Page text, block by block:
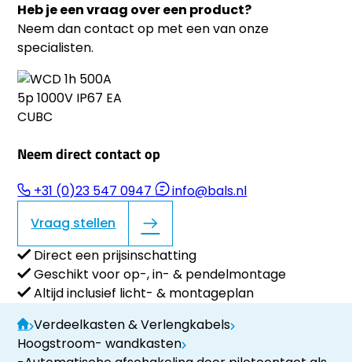
Heb je een vraag over een product?
Neem dan contact op met een van onze
specialisten.
Neem direct contact op
+31 (0)23 547 0947
info@bals.nl
Vraag stellen
Direct een prijsinschatting
Geschikt voor op-, in- & pendelmontage
Altijd inclusief licht- & montageplan
Verdeelkasten & Verlengkabels
Hoogstroom- wandkasten